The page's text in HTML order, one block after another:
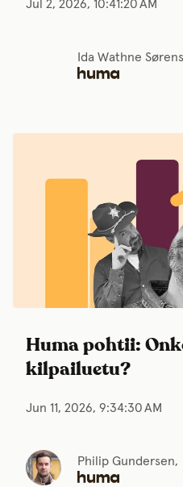
Jul 2, 2026, 10:41:20 AM
Ida Wathne
Huma pohtii:
kilpailuetu?
Jun 11, 2026, 9:34:30 AM
Philip Gundersen,